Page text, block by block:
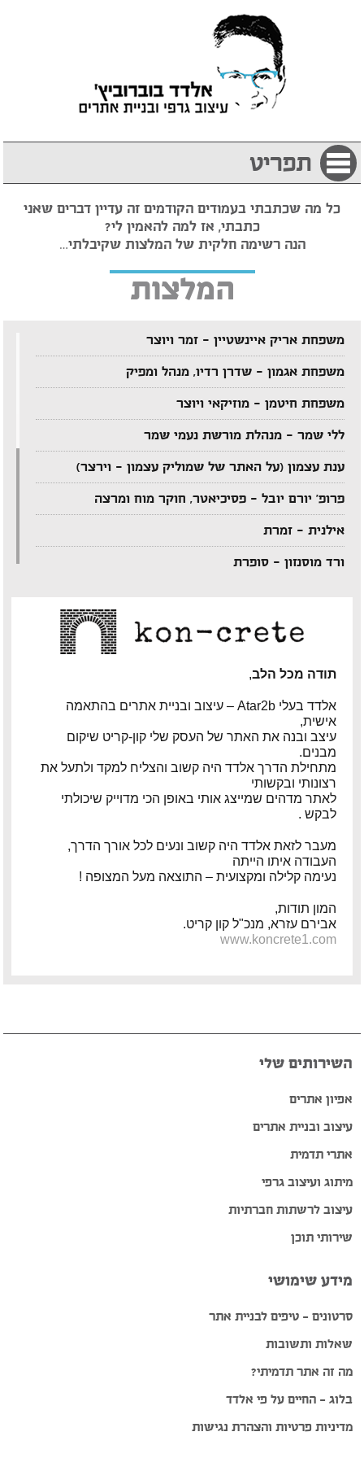
תפריט
כל מה שכתבתי בעמודים הקודמים זה עדיין דברים שאני
כתבתי, אז למה להאמין לי?
הנה רשימה חלקית של המלצות שקיבלתי…
המלצות
משפחת אריק איינשטיין – זמר ויוצר
משפחת אגמון – שדרן רדיו, מנהל ומפיק
משפחת חיטמן – מוזיקאי ויוצר
ללי שמר – מנהלת מורשת נעמי שמר
ענת עצמון (על האתר של שמוליק עצמון – וירצר)
פרופ' יורם יובל – פסיכיאטר, חוקר מוח ומרצה
אילנית – זמרת
ורד מוסנזון – סופרת
אביהו מדינה – מוזיקאי ויוצר
אבי בללי – מוזיקאי ויוצר
פיטר רוט – מוזיקאי ויוצר
דודי לוי – מוזיקאי, גיטריסט ויוצר
הצג עוד המלצות >>
תודה מכל הלב,
אלדד בעלי Atar2b – עיצוב ובניית אתרים בהתאמה
אישית,
עיצב ובנה את האתר של העסק שלי קון-קריט שיקום
מבנים.
מתחילת הדרך אלדד היה קשוב והצליח למקד ולתעל את
רצונותי ובקשותי
לאתר מדהים שמייצג אותי באופן הכי מדוייק שיכולתי
לבקש .
מעבר לזאת אלדד היה קשוב ונעים לכל אורך הדרך,
העבודה איתו הייתה
נעימה קלילה ומקצועית – התוצאה מעל המצופה !
המון תודות,
אבירם עזרא, מנכ"ל קון קריט.
www.koncrete1.com
השירותים שלי
אפיון אתרים
עיצוב ובניית אתרים
אתרי תדמית
מיתוג ועיצוב גרפי
עיצוב לרשתות חברתיות
שירותי תוכן
מידע שימושי
סרטונים – טיפים לבניית אתר
שאלות ותשובות
מה זה אתר תדמיתי?
בלוג – החיים על פי אלדד
מדיניות פרטיות והצהרת נגישות